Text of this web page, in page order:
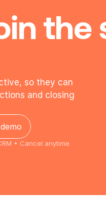
the
so they can
and closing
• Cancel anytime